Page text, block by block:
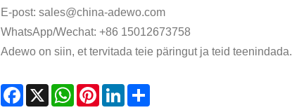
E-post: sales@china-adewo.com
WhatsApp/Wechat: +86 15012673758
Adewo on siin, et tervitada teie päringut ja teid teenindada.
Facebook
X WhatsAppPinterestLinkedIn